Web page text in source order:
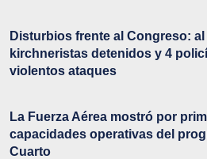
Disturbios frente al Congreso:
kirchneristas detenidos y 4
violentos ataques
La Fuerza Aérea mostró por
capacidades operativas del
Cuarto